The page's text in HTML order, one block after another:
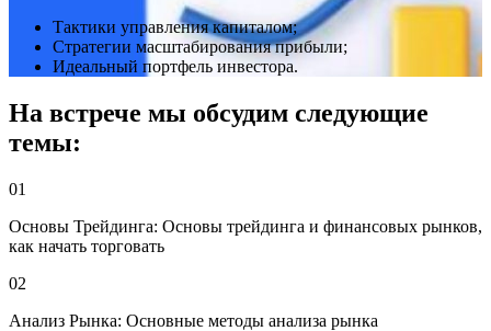
Тактики управления капиталом;
Стратегии масштабирования прибыли;
Идеальный портфель инвестора.
На встрече мы обсудим следующие
темы:
01
Основы Трейдинга: Основы трейдинга и финансовых рынков,
как начать торговать
02
Анализ Рынка: Основные методы анализа рынка